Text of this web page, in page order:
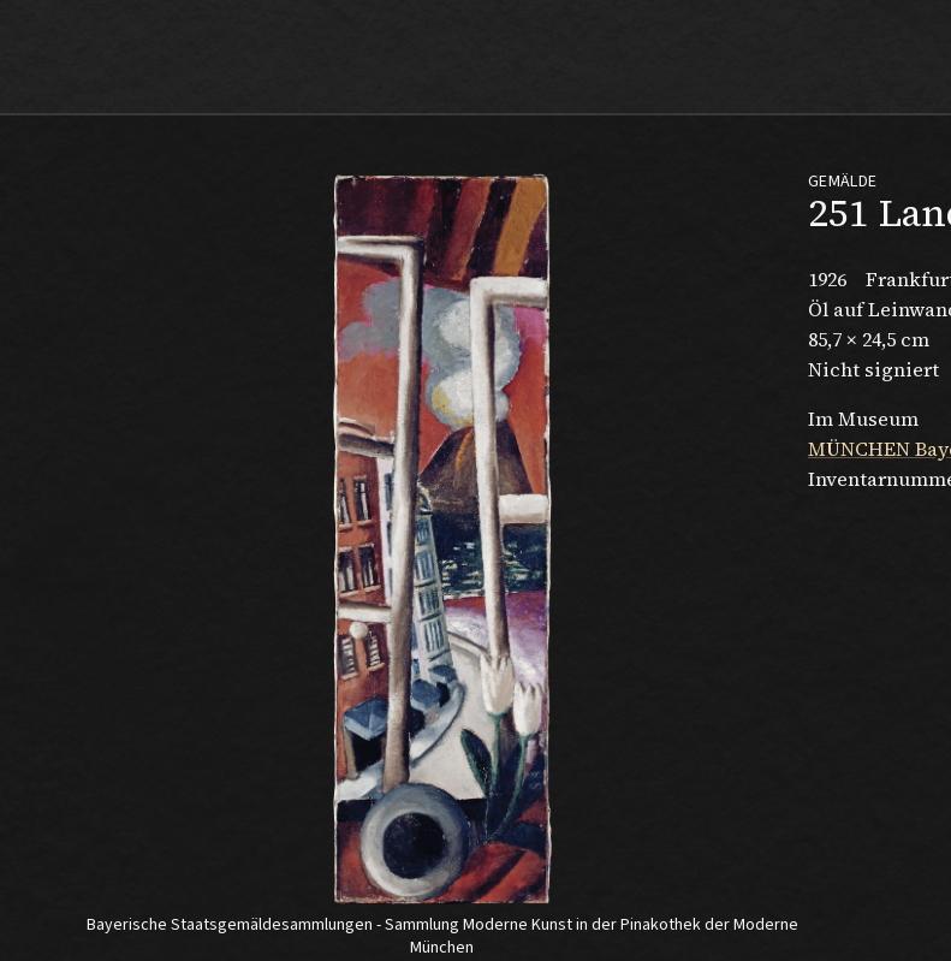
Bayerische Staatsgemäldesammlungen - Sammlung Moderne Kunst in der Pinakothek der Moderne
München
251
GEMÄLDE
1926
Öl auf
85,7 × 24,5 cm
Nicht signiert
Im Museum
MÜNCHEN